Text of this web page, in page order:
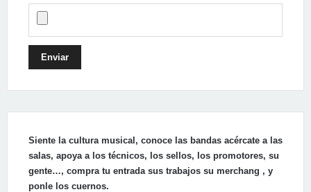
Enviar
Siente la cultura musical, conoce las bandas acércate a las
salas, apoya a los técnicos, los sellos, los promotores, su
gente…, compra tu entrada sus trabajos su merchang , y
ponle los cuernos.